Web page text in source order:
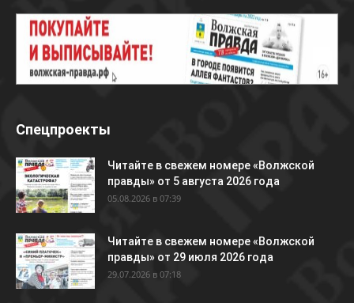
Спецпроекты
Читайте в свежем номере «Волжской
правды» от 5 августа 2026 года
05.08.2026 в 07:39
Читайте в свежем номере «Волжской
правды» от 29 июля 2026 года
29.07.2026 в 07:18